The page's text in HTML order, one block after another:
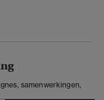
samenwerkingen,